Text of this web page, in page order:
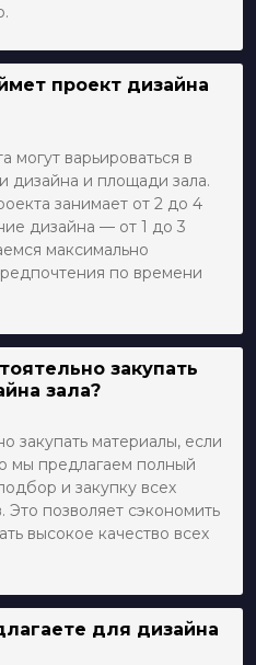
проект дизайна
могут варьироваться в
дизайна и площади зала.
занимает от 2 до 4
дизайна — от 1 до 3
максимально
по времени
закупать
зала?
закупать материалы, если
мы предлагаем полный
и закупку всех
позволяет сэкономить
высокое качество всех
для дизайна